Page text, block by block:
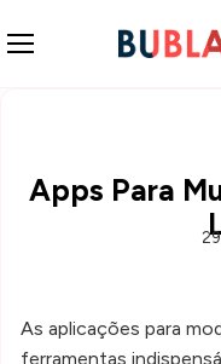
Apps Para
As aplicações para
ferramentas